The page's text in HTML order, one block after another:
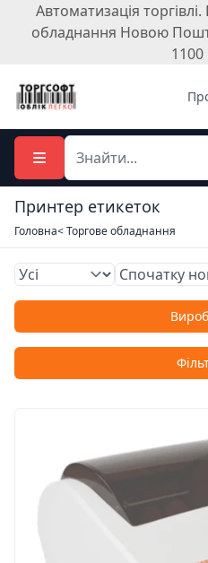
Автоматизація
обладнання Новою
1100
Принтер етикеток
Головна< Торгове обладнання